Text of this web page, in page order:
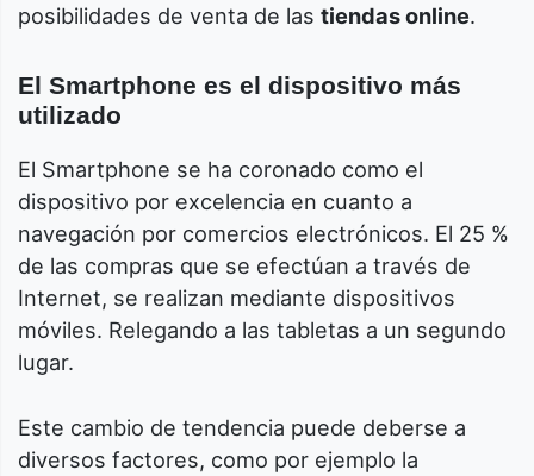
posibilidades de venta de las tiendas online.
El Smartphone es el dispositivo más
utilizado
El Smartphone se ha coronado como el
dispositivo por excelencia en cuanto a
navegación por comercios electrónicos. El 25 %
de las compras que se efectúan a través de
Internet, se realizan mediante dispositivos
móviles. Relegando a las tabletas a un segundo
lugar.
Este cambio de tendencia puede deberse a
diversos factores, como por ejemplo la